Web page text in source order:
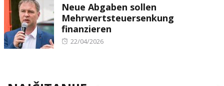
Neue Abgaben sollen
Mehrwertsteuersenkung
finanzieren
Posted
22/04/2026